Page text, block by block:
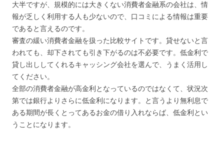
大半ですが、規模的には大きくない消費者金融系の会社は、情
報が乏しく利用する人も少ないので、口コミによる情報は重要
であると言えるのです。
審査の緩い消費者金融を扱った比較サイトです。貸せないと言
われても、却下されても引き下がるのは不必要です。低金利で
貸し出ししてくれるキャッシング会社を選んで、うまく活用し
てください。
全部の消費者金融が高金利となっているのではなくて、状況次
第では銀行よりさらに低金利になります。と言うより無利息で
ある期間が長くとってあるお金の借り入れならば、低金利とい
うことになります。